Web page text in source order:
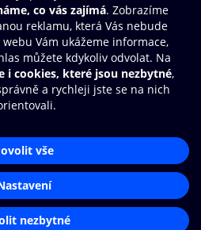
údajů
Aplikace O2 Knihovna
a poslouchej své e-knihy a
rychleji a pohodlněji.